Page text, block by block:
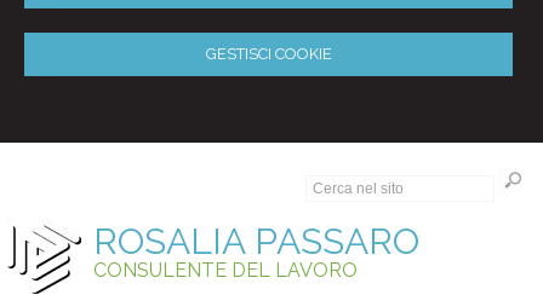
GESTISCI COOKIE
ROSALIA PASSARO
CONSULENTE DEL LAVORO